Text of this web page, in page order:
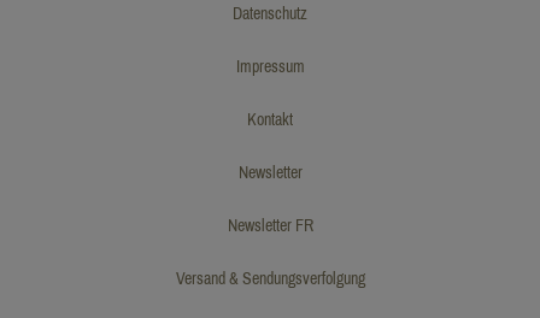
Datenschutz
Impressum
Kontakt
Newsletter
Newsletter FR
Versand & Sendungsverfolgung